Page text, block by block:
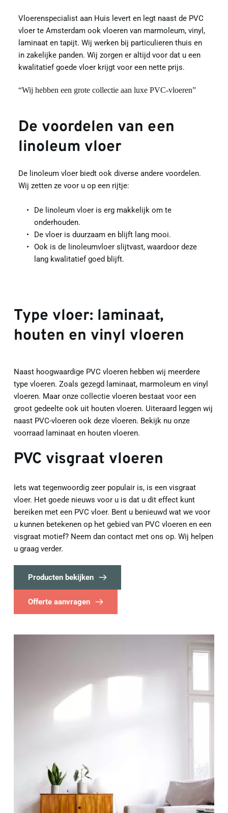
Vloerenspecialist aan Huis levert en legt naast de PVC
vloer te Amsterdam ook vloeren van marmoleum, vinyl,
laminaat en tapijt. Wij werken bij particulieren thuis en
in zakelijke panden. Wij zorgen er altijd voor dat u een
kwalitatief goede vloer krijgt voor een nette prijs.
“Wij hebben een grote collectie aan luxe PVC-vloeren”
De voordelen van een
linoleum vloer
De linoleum vloer biedt ook diverse andere voordelen.
Wij zetten ze voor u op een rijtje:
De linoleum vloer is erg makkelijk om te
onderhouden.
De vloer is duurzaam en blijft lang mooi.
Ook is de linoleumvloer slijtvast, waardoor deze
lang kwalitatief goed blijft.
Type vloer: laminaat,
houten en vinyl vloeren
Naast hoogwaardige PVC vloeren hebben wij meerdere
type vloeren. Zoals gezegd laminaat, marmoleum en vinyl
vloeren. Maar onze collectie vloeren bestaat voor een
groot gedeelte ook uit houten vloeren. Uiteraard leggen wij
naast PVC-vloeren ook deze vloeren. Bekijk nu onze
voorraad laminaat en houten vloeren.
PVC visgraat vloeren
Iets wat tegenwoordig zeer populair is, is een visgraat
vloer. Het goede nieuws voor u is dat u dit effect kunt
bereiken met een PVC vloer. Bent u benieuwd wat we voor
u kunnen betekenen op het gebied van PVC vloeren en een
visgraat motief? Neem dan contact met ons op. Wij helpen
u graag verder.
Producten bekijken
Offerte aanvragen